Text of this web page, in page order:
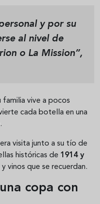
y por su
al nivel de
o La Mission”,
familia vive a pocos
cada botella en una
visita junto a su tío de
históricas de 1914 y
vinos que se recuerdan.
copa con